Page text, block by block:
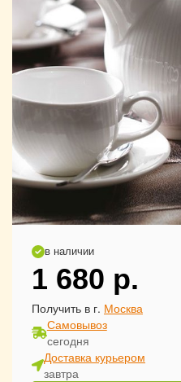
в наличии
1 680 р.
Получить в г. Москва
Самовывоз
сегодня
Доставка курьером
завтра